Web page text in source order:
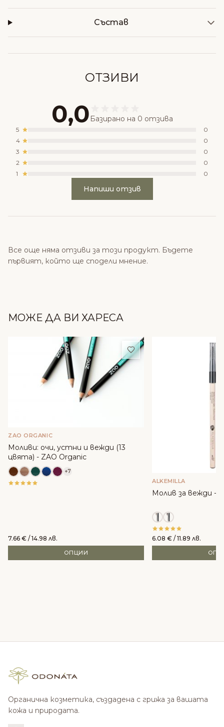
Състав
ОТЗИВИ
0,0 Базирано на 0 отзива
5
0
4
0
3
0
2
0
1
0
Напиши отзив
Все още няма отзиви за този продукт. Бъдете
първият, който ще сподели мнение.
МОЖЕ ДА ВИ ХАРЕСА
Добави в любими
ZAO ORGANIC
Моливи: очи, устни и вежди (13
цвята) - ZAO Organic
+7
7.66 € / 14.98 лв.
ОПЦИИ
ALKEMILLA
Молив за вежди -
6.08 € / 11.89 лв.
Органична козметика, създадена с грижа за вашата
кожа и природата.